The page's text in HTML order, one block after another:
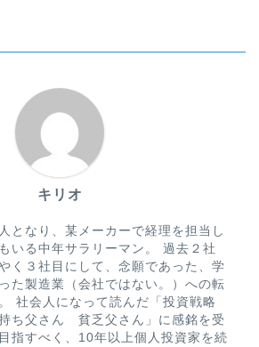
キリオ
となり、某メーカーで経理を担当し
中年サラリーマン。 過去２社
く３社目にして、念願であった、学
た製造業（会社ではない。）への転
略
ち父さん 貧乏父さん」に感銘を受
指すべく、10年以上個人投資家を続